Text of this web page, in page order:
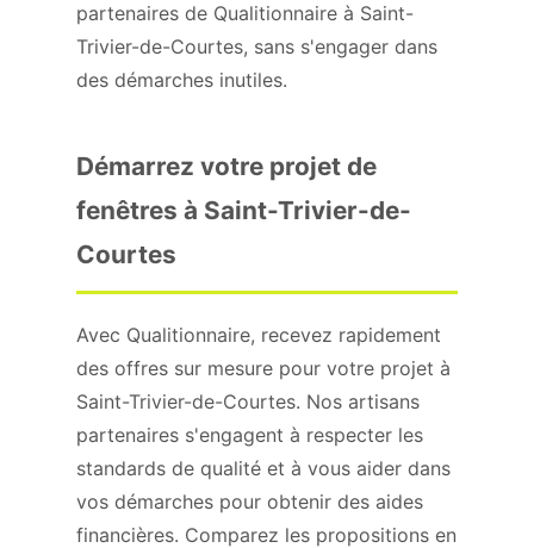
partenaires de Qualitionnaire à Saint-
Trivier-de-Courtes, sans s'engager dans
des démarches inutiles.
Démarrez votre projet de
fenêtres à Saint-Trivier-de-
Courtes
Avec Qualitionnaire, recevez rapidement
des offres sur mesure pour votre projet à
Saint-Trivier-de-Courtes. Nos artisans
partenaires s'engagent à respecter les
standards de qualité et à vous aider dans
vos démarches pour obtenir des aides
financières. Comparez les propositions en